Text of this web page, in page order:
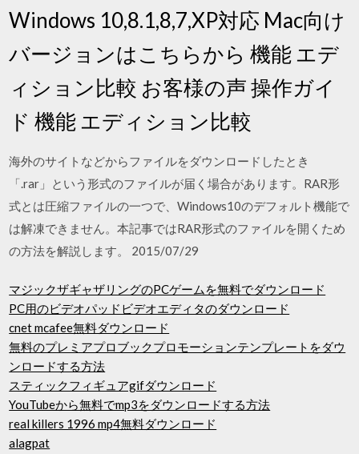
Windows 10,8.1,8,7,XP対応 Mac向け
バージョンはこちらから 機能 エデ
ィション比較 お客様の声 操作ガイ
ド 機能 エディション比較
海外のサイトなどからファイルをダウンロードしたとき
「.rar」という形式のファイルが届く場合があります。RAR形
式とは圧縮ファイルの一つで、Windows10のデフォルト機能で
は解凍できません。本記事ではRAR形式のファイルを開くため
の方法を解説します。 2015/07/29
マジックザギャザリングのPCゲームを無料でダウンロード
PC用のビデオパッドビデオエディタのダウンロード
cnet mcafee無料ダウンロード
無料のプレミアプロブックプロモーションテンプレートをダウ
ンロードする方法
スティックフィギュアgifダウンロード
YouTubeから無料でmp3をダウンロードする方法
real killers 1996 mp4無料ダウンロード
alagpat